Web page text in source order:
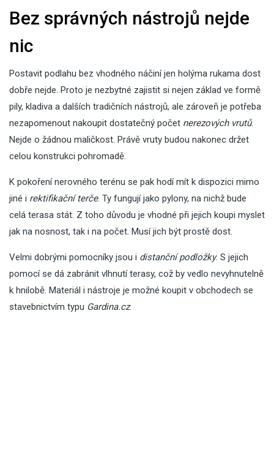
Bez správných nástrojů nejde
nic
Postavit podlahu bez vhodného náčiní jen holýma rukama dost
dobře nejde. Proto je nezbytné zajistit si nejen základ ve formě
pily, kladiva a dalších tradičních nástrojů, ale zároveň je potřeba
nezapomenout nakoupit dostatečný počet nerezových vrutů.
Nejde o žádnou maličkost. Právě vruty budou nakonec držet
celou konstrukci pohromadě.
K pokoření nerovného terénu se pak hodí mít k dispozici mimo
jiné i rektifikační terče. Ty fungují jako pylony, na nichž bude
celá terasa stát. Z toho důvodu je vhodné při jejich koupi myslet
jak na nosnost, tak i na počet. Musí jich být prostě dost.
Velmi dobrými pomocníky jsou i distanční podložky. S jejich
pomocí se dá zabránit vlhnutí terasy, což by vedlo nevyhnutelně
k hnilobě. Materiál i nástroje je možné koupit v obchodech se
stavebnictvím typu Gardina.cz.